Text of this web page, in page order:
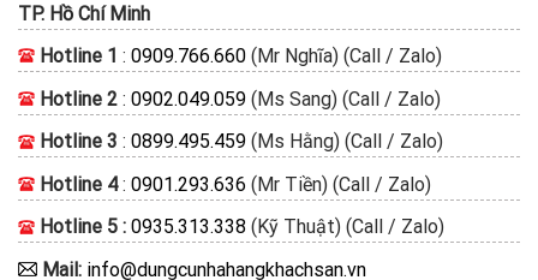
TP. Hồ Chí Minh
Hotline 1 : 0909.766.660 (Mr Nghĩa) (Call / Zalo)
Hotline 2 : 0902.049.059 (Ms Sang) (Call / Zalo)
Hotline 3 : 0899.495.459 (Ms Hằng) (Call / Zalo)
Hotline 4: 0901.293.636 (Mr Tiền) (Call / Zalo)
Hotline 5 : 0935.313.338 (Kỹ Thuật) (Call / Zalo)
Mail: info@dungcunhahangkhachsan.vn